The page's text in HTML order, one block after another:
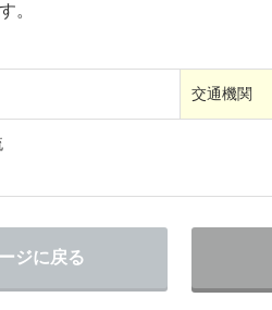
。
交通機関
ジに戻る